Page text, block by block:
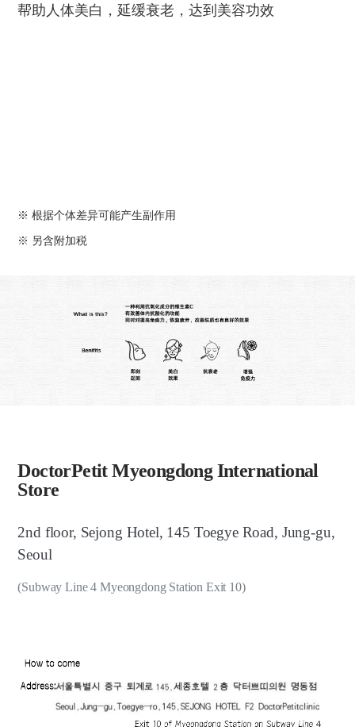
帮助人体美白，延缓衰老，达到美容功效
※ 根据个体差异可能产生副作用
※ 另含附加税
DoctorPetit Myeongdong International
Store
2nd floor, Sejong Hotel, 145 Toegye Road, Jung-gu,
Seoul
(Subway Line 4 Myeongdong Station Exit 10)